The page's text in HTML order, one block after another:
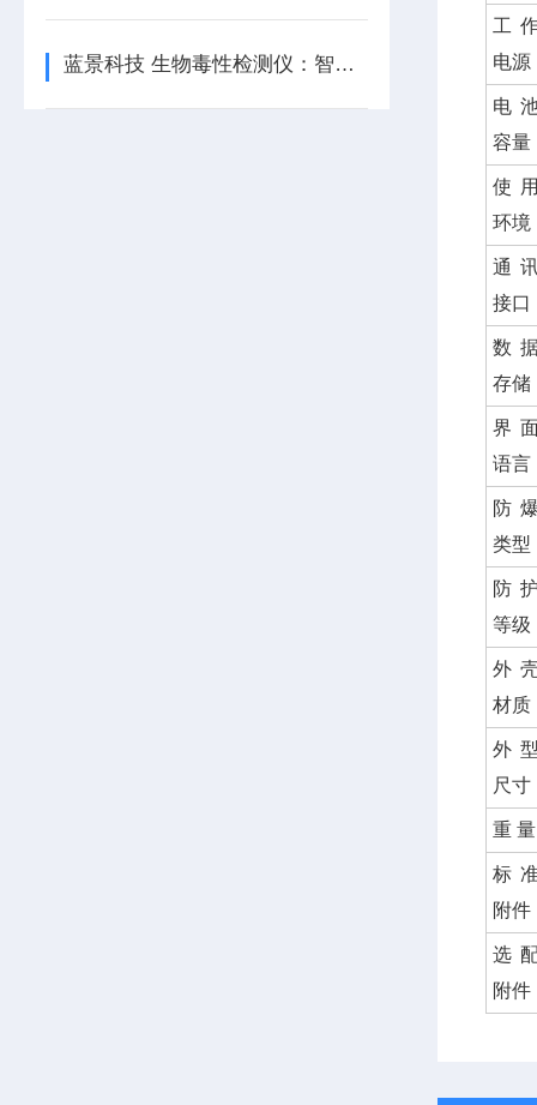
蓝景科技 生物毒性检测仪：智能科技守护水质安全
工
电源
电
容量
使
环境
通
接口
数
存储
界
语言
防
类型
防
等级
外
材质
外
尺寸
重 量
标
附件
选
附件